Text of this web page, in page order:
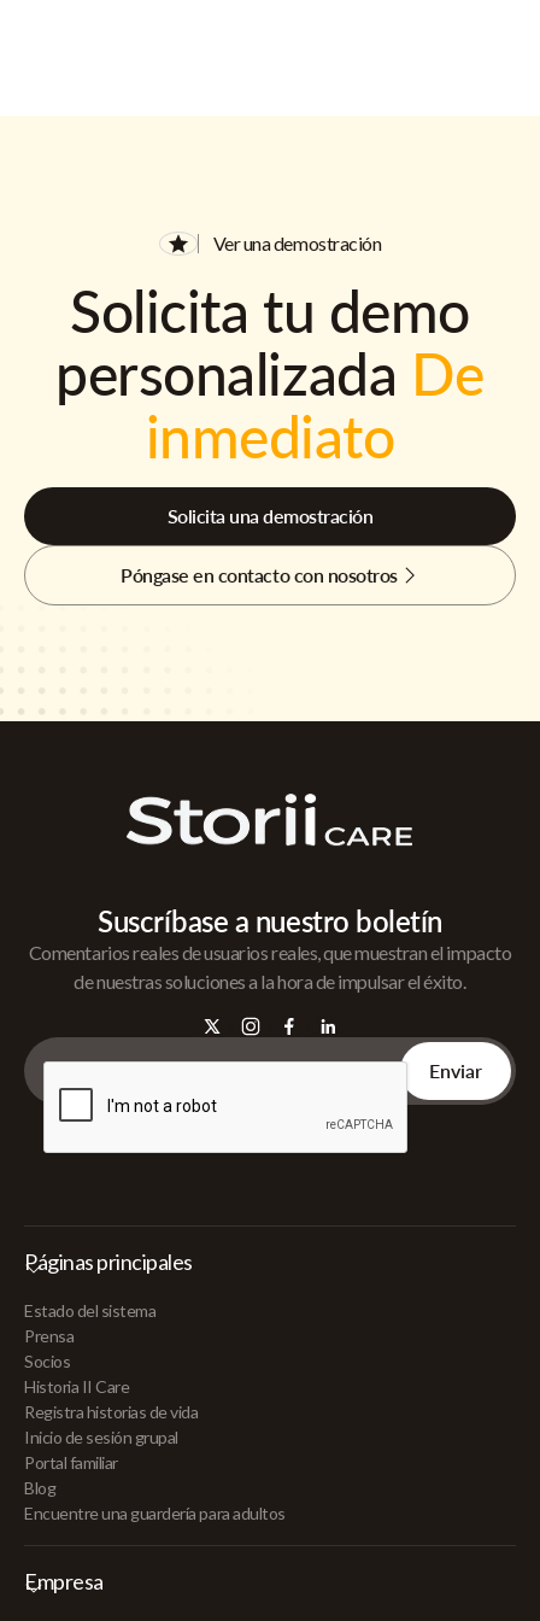
Ver una demostración
Solicita tu demo
personalizada De
inmediato
Solicita una demostración
Póngase en contacto con nosotros
Suscríbase a nuestro boletín
Comentarios reales de usuarios reales, que muestran el impacto
de nuestras soluciones a la hora de impulsar el éxito.
Páginas principales
Estado del sistema
Prensa
Socios
Historia II Care
Registra historias de vida
Inicio de sesión grupal
Portal familiar
Blog
Encuentre una guardería para adultos
Empresa